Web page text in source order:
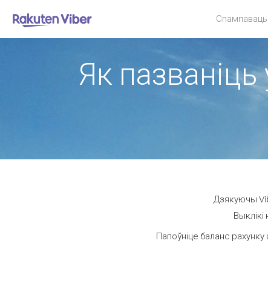
Спампаваць
Як пазваніць
Дзякуючы
Папоўніце баланс